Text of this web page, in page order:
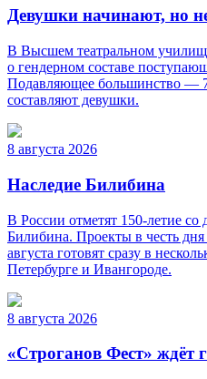
Девушки начинают, но
В Высшем театральном
о гендерном составе
Подавляющее большинство —
составляют девушки.
8 августа 2026
Наследие Билибина
В России отметят 150-летие
Билибина. Проекты в честь
августа готовят сразу в
Петербурге и Ивангороде.
8 августа 2026
«Строганов Фест» ждёт